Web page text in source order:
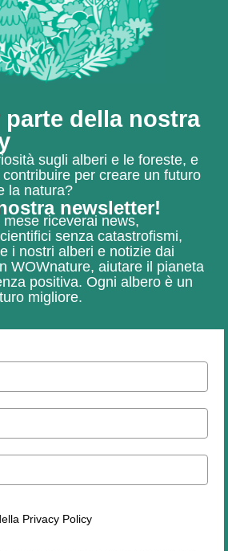
parte della nostra
sugli alberi e le foreste, e
per creare un futuro
la natura?
newsletter!
riceverai news,
senza catastrofismi,
i nostri alberi e notizie dai
WOWnature, aiutare il pianeta
positiva. Ogni albero è un
migliore.
Privacy Policy